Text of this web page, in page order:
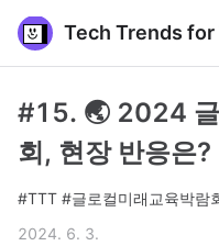
Tech Trends for
#15. 🌏 2024
회, 현장 반응은?
#TTT #글로컬미래교육박람
2024. 6. 3.